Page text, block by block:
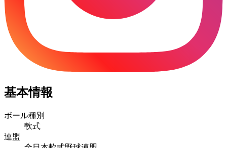
基本情報
ボール種別
軟式
連盟